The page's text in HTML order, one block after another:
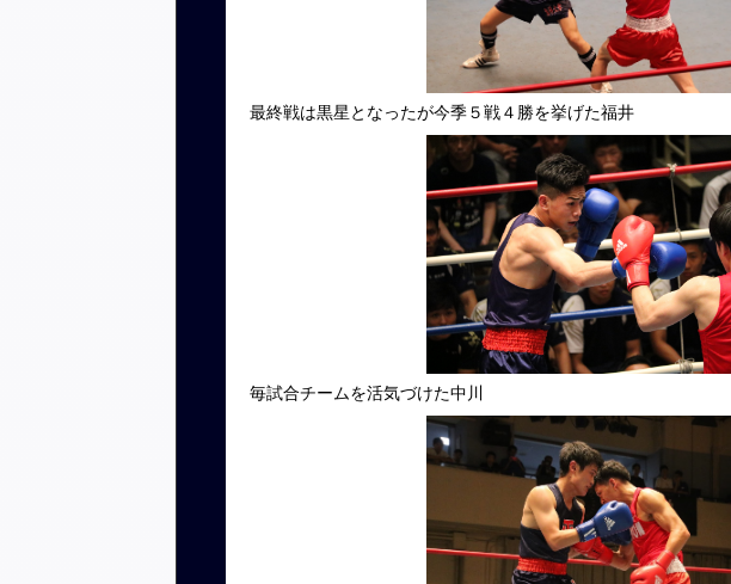
最終戦は黒星となったが今季５戦４勝を挙げた福井
毎試合チームを活気づけた中川